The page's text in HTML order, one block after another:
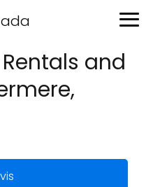
and